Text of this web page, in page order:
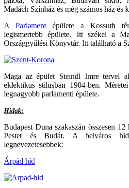
Madách Színház és még számos ház és
A Parlament épülete a Kossuth
legismertebb épülete. Itt székel a
Országgyűlési Könyvtár. Itt található a
Maga az épület Steindl Imre tervei
eklektikus stílusban 1904-ben.
legnagyobb parlamenti épülete.
Hidak:
Budapest Duna szakaszán összesen
Pestet és Budát. A belváros
legnevezetesebbek:
Árpád híd